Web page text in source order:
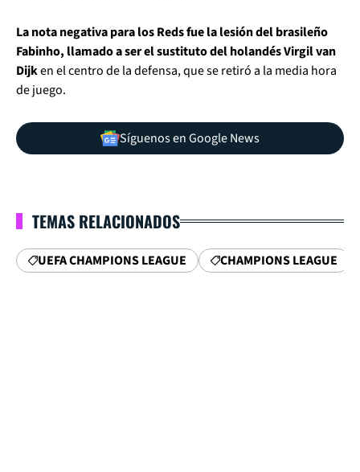
La nota negativa para los Reds fue la lesión del brasileño
Fabinho, llamado a ser el sustituto del holandés Virgil van
Dijken el centro de la defensa, que se retiró a la media hora
de juego.
Síguenos en Google News
TEMAS RELACIONADOS
UEFA CHAMPIONS LEAGUE CHAMPIONS LEAGUE